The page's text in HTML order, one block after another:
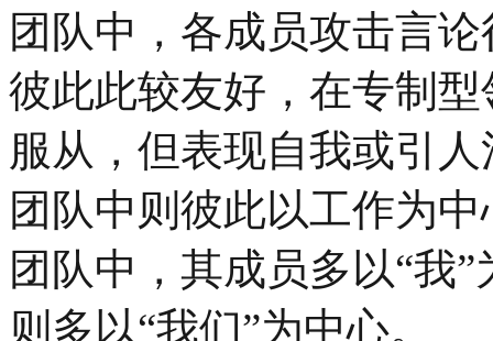
团队中，各成员攻击言
彼此此较友好，在专制
服从，但表现自我或引
团队中则彼此以工作为
团队中，其成员多以“我
则多以“我们”为中心。